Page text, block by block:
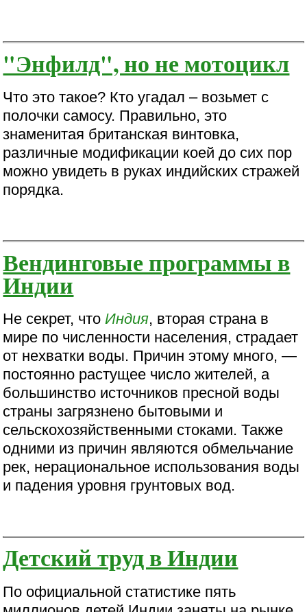
"Энфилд", но не мотоцикл
Что это такое? Кто угадал – возьмет с
полочки самосу. Правильно, это
знаменитая британская винтовка,
различные модификации коей до сих пор
можно увидеть в руках индийских стражей
порядка.
Вендинговые программы в
Индии
Не секрет, что Индия, вторая страна в
мире по численности населения, страдает
от нехватки воды. Причин этому много, —
постоянно растущее число жителей, а
большинство источников пресной воды
страны загрязнено бытовыми и
сельскохозяйственными стоками. Также
одними из причин являются обмельчание
рек, нерациональное использования воды
и падения уровня грунтовых вод.
Детский труд в Индии
По официальной статистике пять